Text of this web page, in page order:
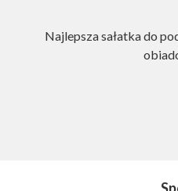
Najlepsza sałatka do